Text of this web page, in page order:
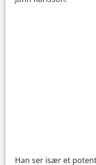
Han ser især et